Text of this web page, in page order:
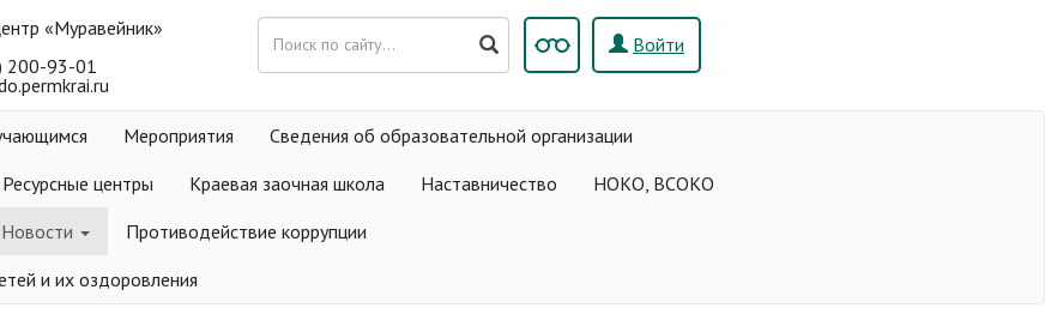
«Муравейник»
200-93-01
Войти
Мероприятия
Сведения об образовательной организации
Ресурсные центры Краевая заочная школа Наставничество
НОКО, ВСОКО
Новости
Противодействие коррупции
и их оздоровления